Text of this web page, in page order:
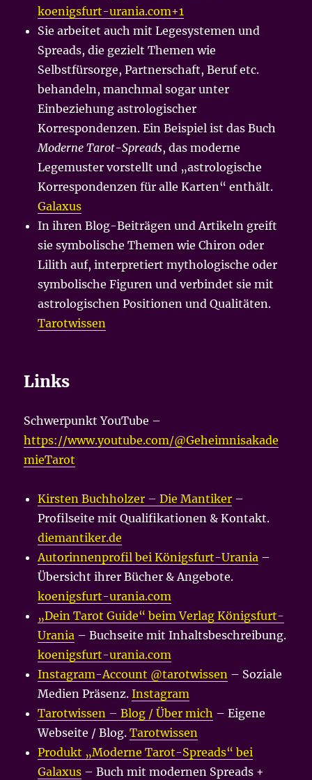
koenigsfurt-urania.com+1
Sie arbeitet auch mit Legesystemen und
Spreads, die gezielt Themen wie
Selbstfürsorge, Partnerschaft, Beruf etc.
behandeln, manchmal sogar unter
Einbeziehung astrologischer
Korrespondenzen. Ein Beispiel ist das Buch
Moderne Tarot-Spreads, das moderne
Legemuster vorstellt und „astrologische
Korrespondenzen für alle Karten“ enthält.
Galaxus
In ihren Blog-Beiträgen und Artikeln greift
sie symbolische Themen wie Chiron oder
Lilith auf, interpretiert mythologische oder
symbolische Figuren und verbindet sie mit
astrologischen Positionen und Qualitäten.
Tarotwissen
Links
Schwerpunkt YouTube –
https://www.youtube.com/@Geheimnisakade
mieTarot
Kirsten Buchholzer – Die Mantiker –
Profilseite mit Qualifikationen & Kontakt.
diemantiker.de
Autorinnenprofil bei Königsfurt-Urania –
Übersicht ihrer Bücher & Angebote.
koenigsfurt-urania.com
„Dein Tarot Guide“ beim Verlag Königsfurt-
Urania – Buchseite mit Inhaltsbeschreibung.
koenigsfurt-urania.com
Instagram-Account @tarotwissen – Soziale
Medien Präsenz.Instagram
Tarotwissen – Blog / Über mich – Eigene
Webseite / Blog.Tarotwissen
Produkt „Moderne Tarot-Spreads“ bei
Galaxus – Buch mit modernen Spreads +